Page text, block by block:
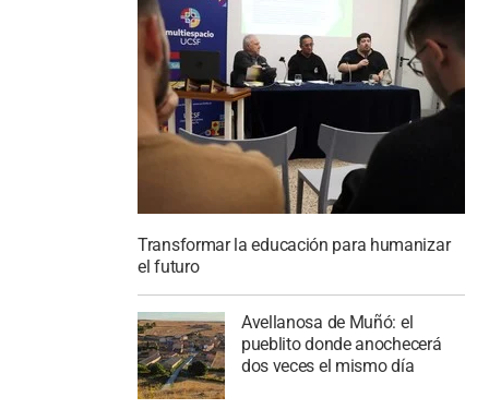
Transformar la educación para humanizar
el futuro
Avellanosa de Muñó: el
pueblito donde anochecerá
dos veces el mismo día